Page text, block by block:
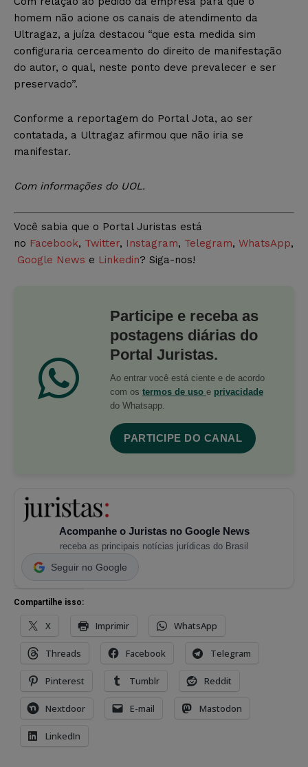
homem não acione os canais de atendimento da
Ultragaz, a juíza destacou “que esta medida sim
configuraria cerceamento do direito de manifestação
do autor, o qual, neste ponto deve prevalecer e ser
preservado”.
Conforme a reportagem do Portal Jota, ao ser
contatada, a Ultragaz afirmou que não iria se
manifestar.
Com informações do UOL.
Você sabia que o Portal Juristas está
no Facebook, Twitter, Instagram, Telegram, WhatsApp,
Google News e Linkedin? Siga-nos!
Participe e receba as
postagens diárias do
Portal Juristas.
Ao entrar você está ciente e de acordo
com os termos de uso e privacidade
do Whatsapp.
PARTICIPE DO CANAL
Acompanhe o Juristas no Google News
receba as principais notícias jurídicas do Brasil
Seguir no Google
Compartilhe isso:
X Imprimir WhatsApp
Threads Facebook Telegram
Pinterest Tumblr Reddit
Nextdoor E-mail Mastodon
LinkedIn